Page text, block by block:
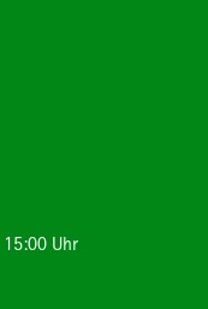
Uhr